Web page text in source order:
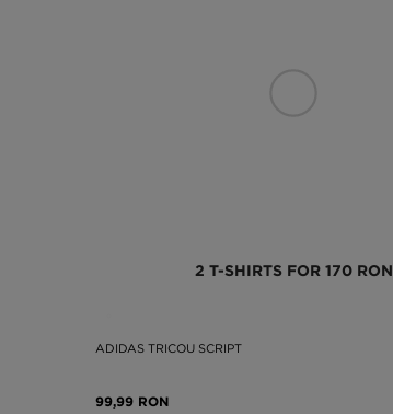
2 T-SHIRTS FOR 170 RON
ADIDAS TRICOU SCRIPT
99,99 RON